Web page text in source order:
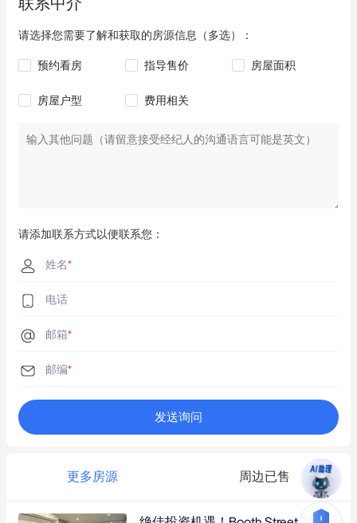
请选择您需要了解和获取的房源信息（多选）：
预约看房 指导售价 房屋面积
房屋户型 费用相关
请添加联系方式以便联系您：
姓名*
电话
邮箱*
邮编*
发送询问
更多房源 周边已售